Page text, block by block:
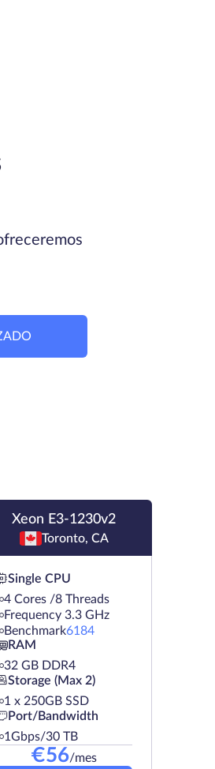
Xeon E3-1230v2
Toronto, CA
Single CPU
4 Cores /8 Threads
Frequency 3.3 GHz
Benchmark6184
RAM
32 GB DDR4
Storage (Max 2)
1 х 250GB SSD
Port/Bandwidth
1Gbps/30 TB
€56/mes